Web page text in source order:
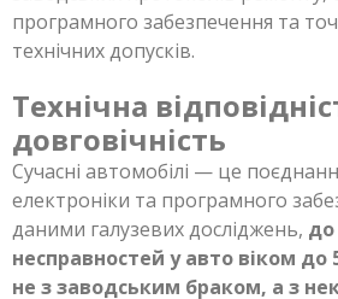
програмного забезпечення та
технічних допусків.
Технічна
довговічність
Сучасні автомобілі — це
електроніки та програмного
даними галузевих досліджень, до
несправностей у авто віком до
не з заводським браком, а з